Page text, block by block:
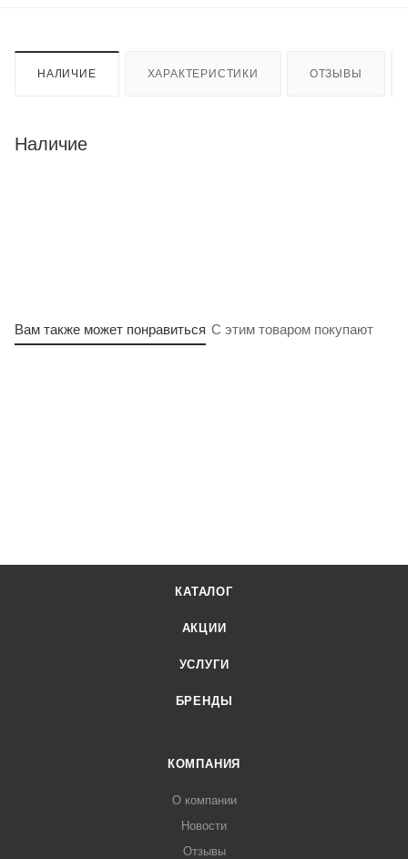
НАЛИЧИЕ ХАРАКТЕРИСТИКИ ОТЗЫВЫ
Наличие
Вам также может понравиться С этим товаром покупают
КАТАЛОГ
АКЦИИ
УСЛУГИ
БРЕНДЫ
КОМПАНИЯ
О компании
Новости
Отзывы